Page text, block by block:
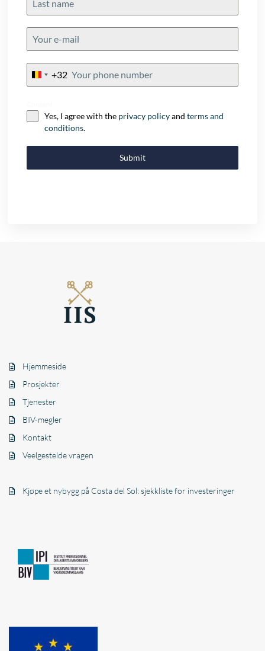
Belgium
+32
Yes, I agree with the privacy policyandterms and
conditions.
Submit
Hjemmeside
Prosjekter
Tjenester
BIV-megler
Kontakt
Veelgestelde vragen
Kjøpe et nybygg på Costa del Sol: sjekkliste for investeringer